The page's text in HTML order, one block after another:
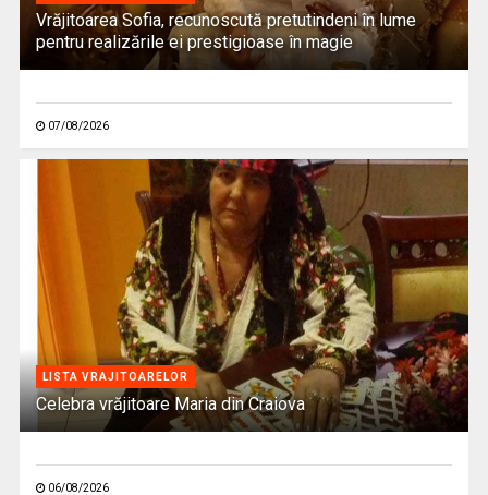
Vrăjitoarea Sofia, recunoscută pretutindeni în lume
pentru realizările ei prestigioase în magie
07/08/2026
LISTA VRAJITOARELOR
Celebra vrăjitoare Maria din Craiova
06/08/2026